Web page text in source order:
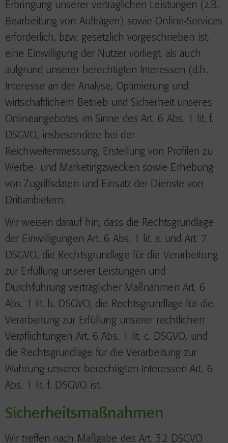
Erbringung unserer vertraglichen Leistungen (z.B.
Bearbeitung von Aufträgen) sowie Online-Services
erforderlich, bzw. gesetzlich vorgeschrieben ist,
eine Einwilligung der Nutzer vorliegt, als auch
aufgrund unserer berechtigten Interessen (d.h.
Interesse an der Analyse, Optimierung und
wirtschaftlichem Betrieb und Sicherheit unseres
Onlineangebotes im Sinne des Art. 6 Abs. 1 lit. f.
DSGVO, insbesondere bei der
Reichweitenmessung, Erstellung von Profilen zu
Werbe- und Marketingzwecken sowie Erhebung
von Zugriffsdaten und Einsatz der Dienste von
Drittanbietern.
Wir weisen darauf hin, dass die Rechtsgrundlage
der Einwilligungen Art. 6 Abs. 1 lit. a. und Art. 7
DSGVO, die Rechtsgrundlage für die Verarbeitung
zur Erfüllung unserer Leistungen und
Durchführung vertraglicher Maßnahmen Art. 6
Abs. 1 lit. b. DSGVO, die Rechtsgrundlage für die
Verarbeitung zur Erfüllung unserer rechtlichen
Verpflichtungen Art. 6 Abs. 1 lit. c. DSGVO, und
die Rechtsgrundlage für die Verarbeitung zur
Wahrung unserer berechtigten Interessen Art. 6
Abs. 1 lit. f. DSGVO ist.
Sicherheitsmaßnahmen
Wir treffen nach Maßgabe des Art. 32 DSGVO